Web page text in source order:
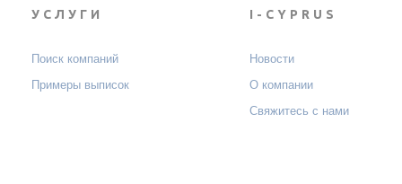
УСЛУГИ
Поиск компаний
Примеры выписок
I-CYPRUS
Новости
О компании
Свяжитесь с нами